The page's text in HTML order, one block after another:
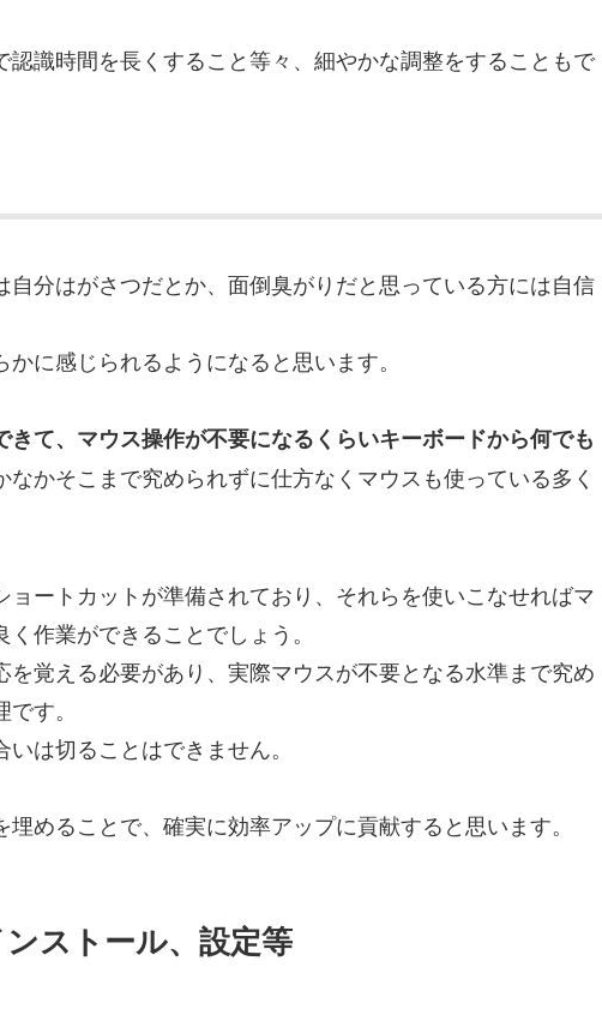
認識時間を長くすること等々、細やかな調整をすることもで
自分はがさつだとか、面倒臭がりだと思っている方には自信
に感じられるようになると思います。
て、マウス操作が不要になるくらいキーボードから何でも
なかそこまで究められずに仕方なくマウスも使っている多く
ートカットが準備されており、それらを使いこなせればマ
作業ができることでしょう。
を覚える必要があり、実際マウスが不要となる水準まで究め
す。
は切ることはできません。
めることで、確実に効率アップに貢献すると思います。
ストール、設定等